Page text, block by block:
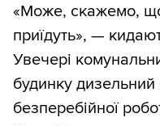
«Може, скажемо,
приїдуть», —
Увечері
будинку
безперебійної